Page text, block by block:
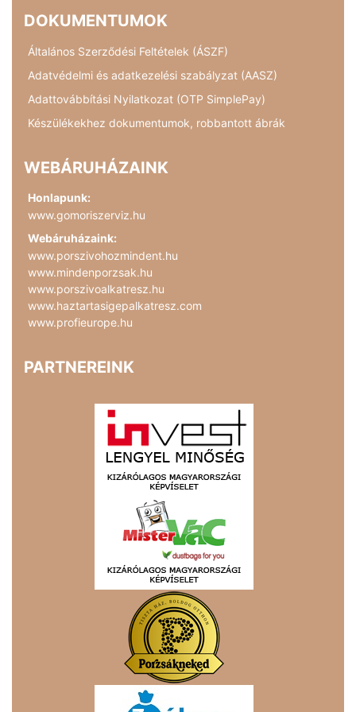
DOKUMENTUMOK
Általános Szerződési Feltételek (ÁSZF)
Adatvédelmi és adatkezelési szabályzat (AASZ)
Adattovábbítási Nyilatkozat (OTP SimplePay)
Készülékekhez dokumentumok, robbantott ábrák
WEBÁRUHÁZAINK
Honlapunk:
www.gomoriszerviz.hu
Webáruházaink:
www.porszivohozmindent.hu
www.mindenporzsak.hu
www.porszivoalkatresz.hu
www.haztartasigepalkatresz.com
www.profieurope.hu
PARTNEREINK